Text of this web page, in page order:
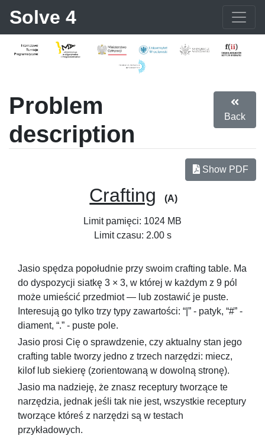
Solve 4
Problem
description
Back
Show PDF
Crafting (A)
Limit pamięci: 1024 MB
Limit czasu: 2.00 s
Jasio spędza popołudnie przy swoim crafting table. Ma
do dyspozycji siatkę 3 × 3, w której w każdym z 9 pól
może umieścić przedmiot — lub zostawić je puste.
Interesują go tylko trzy typy zawartości: “|” - patyk, “#” -
diament, “.” - puste pole.
Jasio prosi Cię o sprawdzenie, czy aktualny stan jego
crafting table tworzy jedno z trzech narzędzi: miecz,
kilof lub siekierę (zorientowaną w dowolną stronę).
Jasio ma nadzieję, że znasz receptury tworzące te
narzędzia, jednak jeśli tak nie jest, wszystkie receptury
tworzące któreś z narzędzi są w testach
przykładowych.